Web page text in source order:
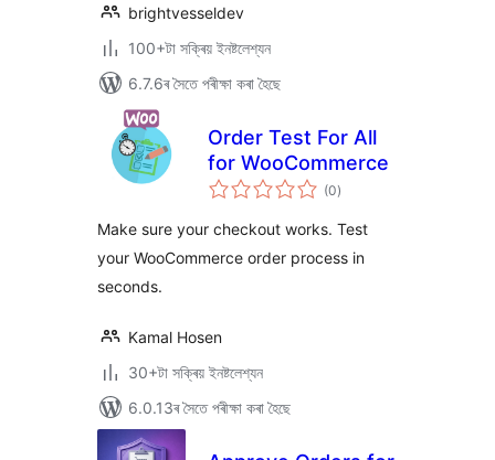
brightvesseldev
100+টা সক্ৰিয় ইনষ্টলেশ্যন
6.7.6ৰ সৈতে পৰীক্ষা কৰা হৈছে
Order Test For All
for WooCommerce
(0টা
মুঠ)
Make sure your checkout works. Test
your WooCommerce order process in
seconds.
Kamal Hosen
30+টা সক্ৰিয় ইনষ্টলেশ্যন
6.0.13ৰ সৈতে পৰীক্ষা কৰা হৈছে